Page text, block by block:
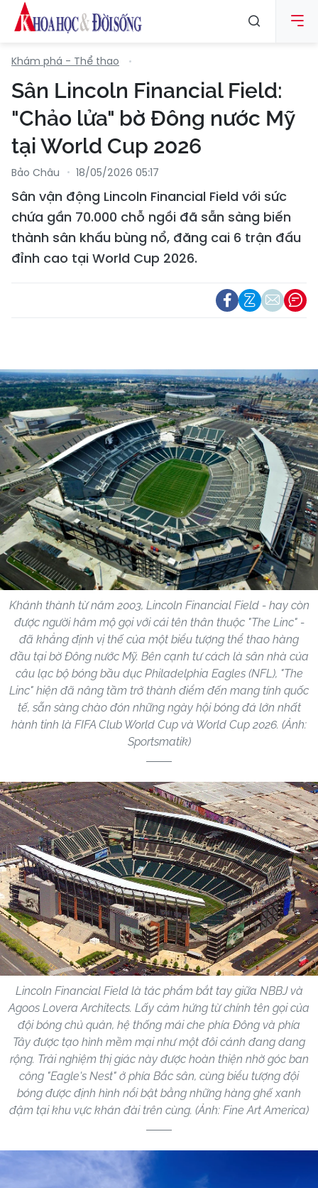
Khám phá - Thể thao
Sân Lincoln Financial Field:
"Chảo lửa" bờ Đông nước Mỹ
tại World Cup 2026
Bảo Châu 18/05/2026 05:17
Sân vận động Lincoln Financial Field với sức
chứa gần 70.000 chỗ ngồi đã sẵn sàng biến
thành sân khấu bùng nổ, đăng cai 6 trận đấu
đỉnh cao tại World Cup 2026.
Khánh thành từ năm 2003, Lincoln Financial Field - hay còn
được người hâm mộ gọi với cái tên thân thuộc "The Linc" -
đã khẳng định vị thế của một biểu tượng thể thao hàng
đầu tại bờ Đông nước Mỹ. Bên cạnh tư cách là sân nhà của
câu lạc bộ bóng bầu dục Philadelphia Eagles (NFL), "The
Linc" hiện đã nâng tầm trở thành điểm đến mang tính quốc
tế, sẵn sàng chào đón những ngày hội bóng đá lớn nhất
hành tinh là FIFA Club World Cup và World Cup 2026. (Ảnh:
Sportsmatik)
Lincoln Financial Field là tác phẩm bắt tay giữa NBBJ và
Agoos Lovera Architects. Lấy cảm hứng từ chính tên gọi của
đội bóng chủ quản, hệ thống mái che phía Đông và phía
Tây được tạo hình mềm mại như một đôi cánh đang dang
rộng. Trải nghiệm thị giác này được hoàn thiện nhờ góc ban
công "Eagle's Nest" ở phía Bắc sân, cùng biểu tượng đội
bóng được định hình nổi bật bằng những hàng ghế xanh
đậm tại khu vực khán đài trên cùng. (Ảnh: Fine Art America)